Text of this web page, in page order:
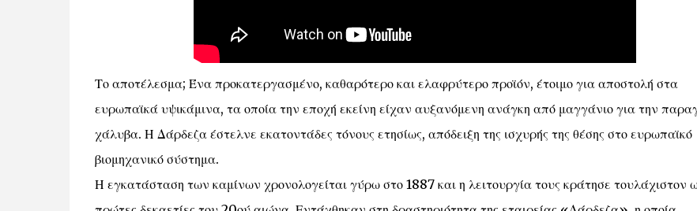
Το αποτέλεσμα; Ένα προκατεργασμένο, καθαρότερο και ελαφρύτερο προϊόν, έτοιμο για αποστολή στα
ευρωπαϊκά υψικάμινα, τα οποία την εποχή εκείνη είχαν αυξανόμενη ανάγκη από μαγγάνιο για την
χάλυβα. Η Δάρδεζα έστελνε εκατοντάδες τόνους ετησίως, απόδειξη της ισχυρής της θέσης στο ευρωπαϊκό
βιομηχανικό σύστημα.
Η εγκατάσταση των καμίνων χρονολογείται γύρω στο 1887 και η λειτουργία τους κράτησε τουλάχιστον